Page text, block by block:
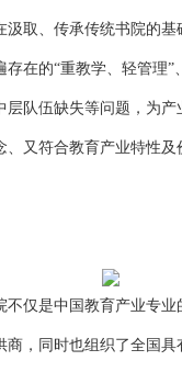
汲取、传承传统书院的基
存在的“重教学、轻管理”
层队伍缺失等问题，为产
、又符合教育产业特性及
不仅是中国教育产业专业
商，同时也组织了全国具